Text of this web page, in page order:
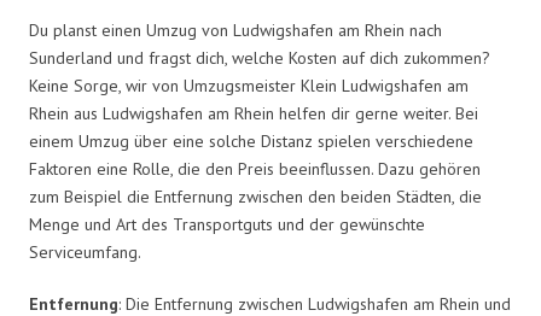
Du planst einen Umzug von Ludwigshafen am Rhein nach
Sunderland und fragst dich, welche Kosten auf dich zukommen?
Keine Sorge, wir von Umzugsmeister Klein Ludwigshafen am
Rhein aus Ludwigshafen am Rhein helfen dir gerne weiter. Bei
einem Umzug über eine solche Distanz spielen verschiedene
Faktoren eine Rolle, die den Preis beeinflussen. Dazu gehören
zum Beispiel die Entfernung zwischen den beiden Städten, die
Menge und Art des Transportguts und der gewünschte
Serviceumfang.
Entfernung: Die Entfernung zwischen Ludwigshafen am Rhein und